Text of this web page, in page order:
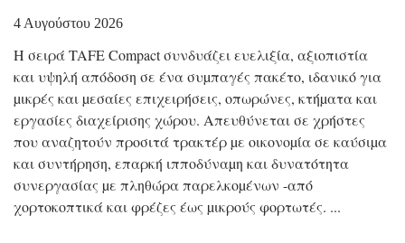
4 Αυγούστου 2026
Η σειρά TAFE Compact συνδυάζει ευελιξία, αξιοπιστία
και υψηλή απόδοση σε ένα συµπαγές πακέτο, ιδανικό για
µικρές και µεσαίες επιχειρήσεις, οπωρώνες, κτήµατα και
εργασίες διαχείρισης χώρου. Απευθύνεται σε χρήστες
που αναζητούν προσιτά τρακτέρ µε οικονοµία σε καύσιµα
και συντήρηση, επαρκή ιπποδύναµη και δυνατότητα
συνεργασίας µε πληθώρα παρελκοµένων -από
χορτοκοπτικά και φρέζες έως µικρούς φορτωτές.